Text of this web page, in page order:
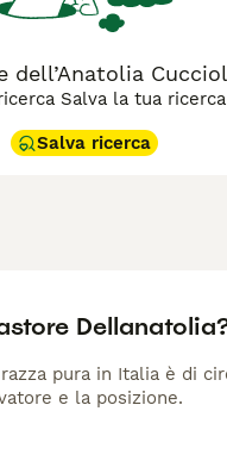
dell’Anatolia
Salva la tua
Salva ricerca
pura in Italia è di
e la posizione.